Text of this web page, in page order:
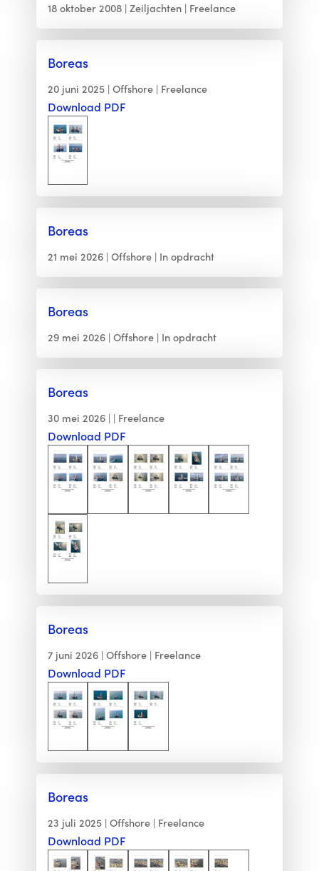
18 oktober 2008 Zeiljachten Freelance
Boreas
20 juni 2025 Offshore Freelance
Download PDF
Boreas
21 mei 2026 Offshore In opdracht
Boreas
29 mei 2026 Offshore In opdracht
Boreas
30 mei 2026 Freelance
Download PDF
Boreas
7 juni 2026 Offshore Freelance
Download PDF
Boreas
23 juli 2025 Offshore Freelance
Download PDF